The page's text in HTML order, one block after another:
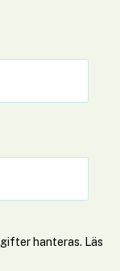
hanteras. Läs